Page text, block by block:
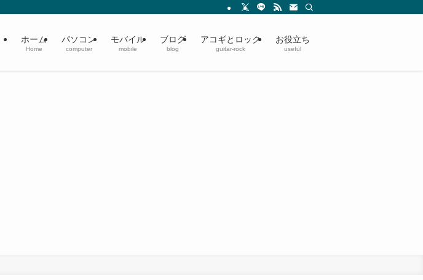
ホーム
Home
パソコン
computer
モバイル
mobile
ブログ
blog
アコギとロック
guitar-rock
お役立ち
useful